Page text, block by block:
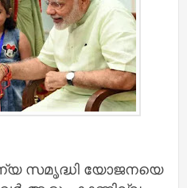
സമൃദ്ധി യോജനയെ